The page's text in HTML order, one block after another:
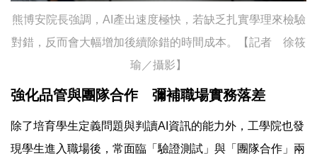
熊博安院長強調，AI產出速度極快，若缺乏扎實學理來檢驗
對錯，反而會大幅增加後續除錯的時間成本。【記者 徐筱
瑜／攝影】
強化品管與團隊合作 彌補職場實務落差
除了培育學生定義問題與判讀AI資訊的能力外，工學院也發
現學生進入職場後，常面臨「驗證測試」與「團隊合作」兩